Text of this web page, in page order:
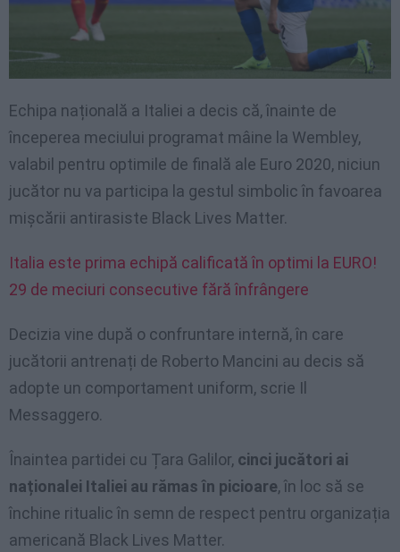
Echipa națională a Italiei a decis că, înainte de
începerea meciului programat mâine la Wembley,
valabil pentru optimile de finală ale Euro 2020, niciun
jucător nu va participa la gestul simbolic în favoarea
mișcării antirasiste Black Lives Matter.
Italia este prima echipă calificată în optimi la EURO!
29 de meciuri consecutive fără înfrângere
Decizia vine după o confruntare internă, în care
jucătorii antrenați de Roberto Mancini au decis să
adopte un comportament uniform, scrie Il
Messaggero.
Înaintea partidei cu Țara Galilor, cinci jucători ai
naționalei Italiei au rămas în picioare, în loc să se
închine ritualic în semn de respect pentru organizația
americană Black Lives Matter.